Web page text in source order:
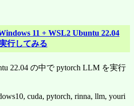
11 + WSL2 Ubuntu 22.04
行してみる
22.04 の中で pytorch LLM を実行
cuda, pytorch, rinna, llm, youri